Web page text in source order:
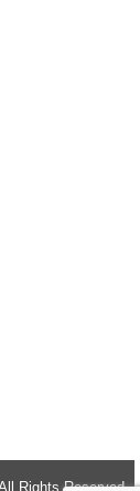
Rights Reserved.